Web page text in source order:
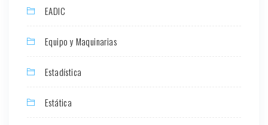
EADIC
Equipo y Maquinarias
Estadística
Estática